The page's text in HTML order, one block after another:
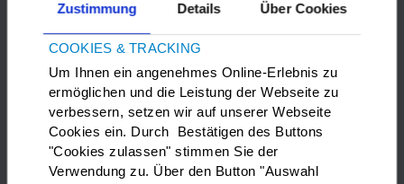
Zustimmung Details Über Cookies
COOKIES & TRACKING
Um Ihnen ein angenehmes Online-Erlebnis zu
ermöglichen und die Leistung der Webseite zu
verbessern, setzen wir auf unserer Webseite
Cookies ein. Durch Bestätigen des Buttons
"Cookies zulassen" stimmen Sie der
Verwendung zu. Über den Button "Auswahl
Marketing-Cookies
akzeptieren, um die Google Maps
anzuzeigen.